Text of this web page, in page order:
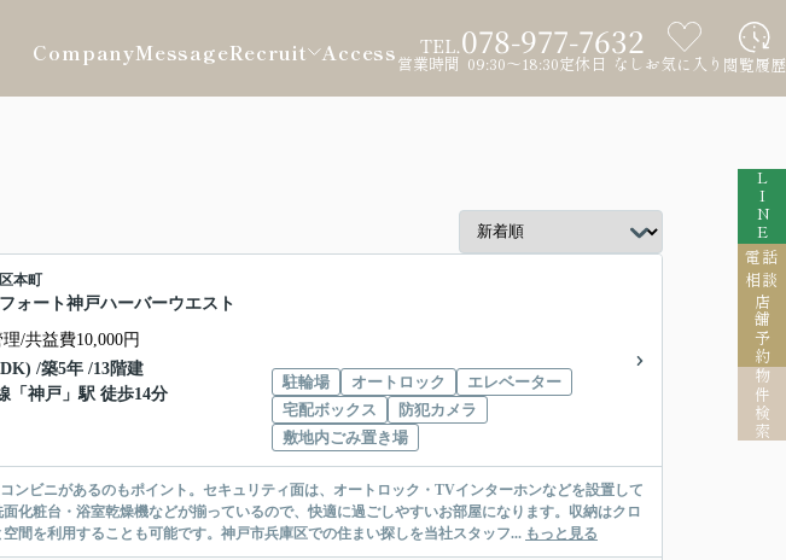
CompanyMessageRecruit Access TEL.078-977-7632
営業時間 09:30～18:30定休日 なし お気に入り 閲覧履歴
LINE
電話
相談
店舗予約
物件検索
本町
ォート神戸ハーバーウエスト
理/共益費10,000円
/築5年 /13階建
「 神戸 」駅 徒歩14分
駐輪場 オートロック
エレベーター
宅配ボックス
防犯カメラ
敷地内ごみ置き場
ンビニがあるのもポイント。セキュリティ面は、オートロック・TVインターホンなどを設置して
化粧台・浴室乾燥機などが揃っているので、快適に過ごしやすいお部屋になります。収納はクロ
間を利用することも可能です。神戸市兵庫区での住まい探しを当社スタッフ... もっと見る